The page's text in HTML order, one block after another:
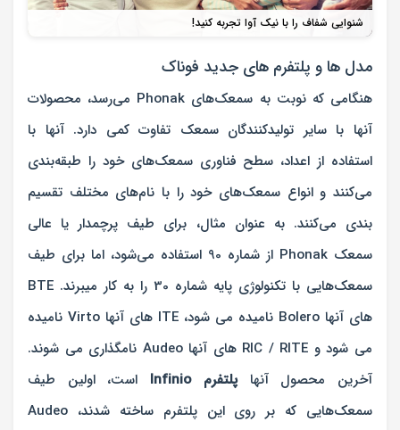
شنوایی شفاف را با نیک آوا تجربه کنید!
مدل ها و پلتفرم های جدید فوناک
هنگامی که نوبت به سمعک‌های Phonak می‌رسد، محصولات
آنها با سایر تولیدکنندگان سمعک تفاوت کمی دارد. آنها با
استفاده از اعداد، سطح فناوری سمعک‌های خود را طبقه‌بندی
می‌کنند و انواع سمعک‌های خود را با نام‌های مختلف تقسیم
بندی می‌کنند. به عنوان مثال، برای طیف پرچمدار یا عالی
سمعک Phonak از شماره 90 استفاده می‌شود، اما برای طیف
سمعک‌هایی با تکنولوژی پایه شماره 30 را به کار میبرند. BTE
های آنها Bolero نامیده می شود، ITE های آنها Virto نامیده
می شود و RIC / RITE های آنها Audeo نامگذاری می شوند.
آخرین محصول آنهاپلتفرم Infinio
است، اولین طیف
سمعک‌هایی که بر روی این پلتفرم ساخته شدند، Audeo